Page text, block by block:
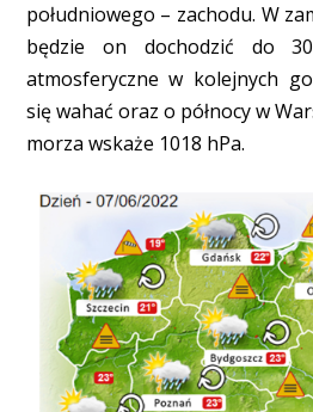
południowego – zachodu. W
będzie on dochodzić do
atmosferyczne w kolejnych
się wahać oraz o północy w
morza wskaże 1018 hPa.